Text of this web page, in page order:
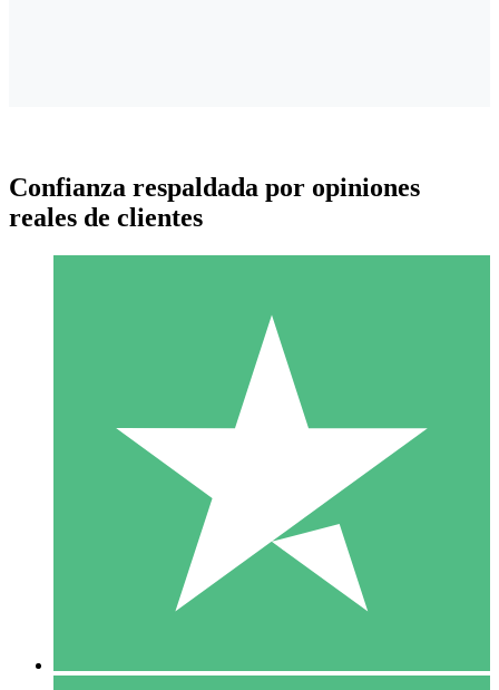
Paquetes de Créditos Individuales
Paga según el uso con créditos de descarga. Sin compromiso
10 00
Confianza respaldada por opiniones
reales de clientes